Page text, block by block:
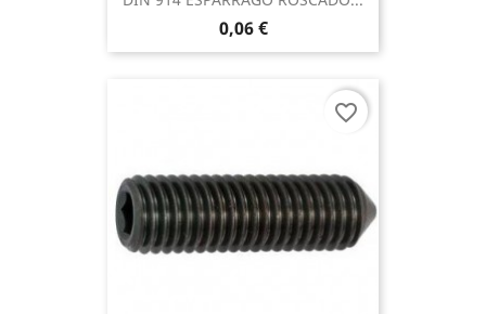
0,06 €
favorite_border